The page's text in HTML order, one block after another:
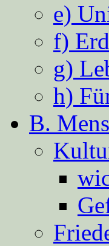
e)
f)
g)
h)
B.